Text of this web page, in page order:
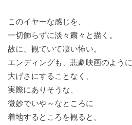
このイヤーな感じを、
一切飾らずに淡々粛々と描く。
故に、観ていて凄い怖い。
エンディングも、悲劇映画のように
大げさにすることなく、
実際にありそうな、
微妙でいや～なところに
着地するところを観ると、